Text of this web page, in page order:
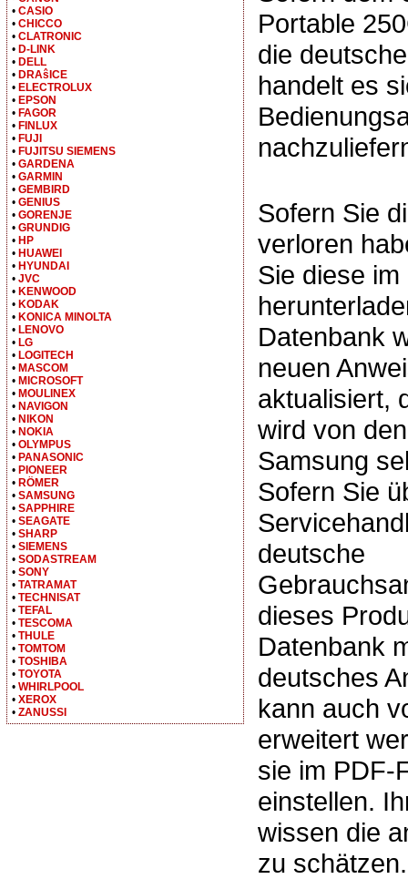
Portable
die
handelt es
Sofern Sie
verloren
Sie diese
Datenbank
neuen
aktualisiert,
wird von
Samsung
Sofern Sie
deutsche
dieses
Datenbank
deutsches
kann auch
erweitert
sie im PDF-
einstellen.
wissen die
zu schätzen.
• CASIO
• CHICCO
• CLATRONIC
• D-LINK
• DELL
• DRAŝICE
• ELECTROLUX
• EPSON
• FAGOR
• FINLUX
• FUJI
• FUJITSU SIEMENS
• GARDENA
• GARMIN
• GEMBIRD
• GENIUS
• GORENJE
• GRUNDIG
• HP
• HUAWEI
• HYUNDAI
• JVC
• KENWOOD
• KODAK
• KONICA MINOLTA
• LENOVO
• LG
• LOGITECH
• MASCOM
• MICROSOFT
• MOULINEX
• NAVIGON
• NIKON
• NOKIA
• OLYMPUS
• PANASONIC
• PIONEER
• RÖMER
• SAMSUNG
• SAPPHIRE
• SEAGATE
• SHARP
• SIEMENS
• SODASTREAM
• SONY
• TATRAMAT
• TECHNISAT
• TEFAL
• TESCOMA
• THULE
• TOMTOM
• TOSHIBA
• TOYOTA
• WHIRLPOOL
• XEROX
• ZANUSSI